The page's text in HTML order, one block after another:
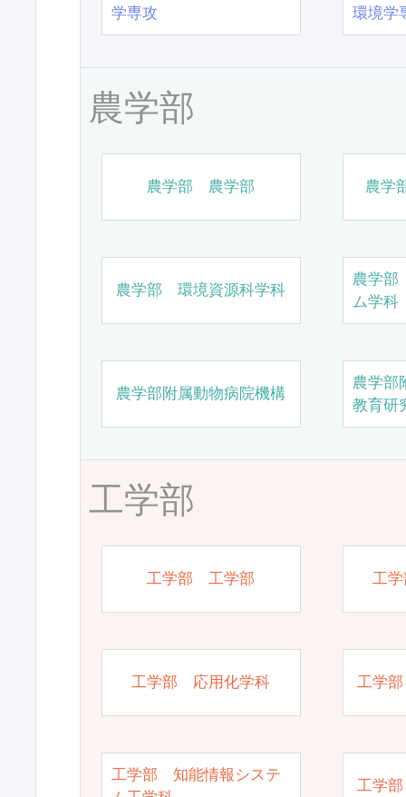
学専攻
環境学
農学部
農学部 農学部 農学
農学部 環境資源科学科
農学
ム学科
農学部附属動物病院機構
農学部
教育研
工学部
工学部 工学部 工
工学部 応用化学科 工学
工学部 知能情報システ
工学